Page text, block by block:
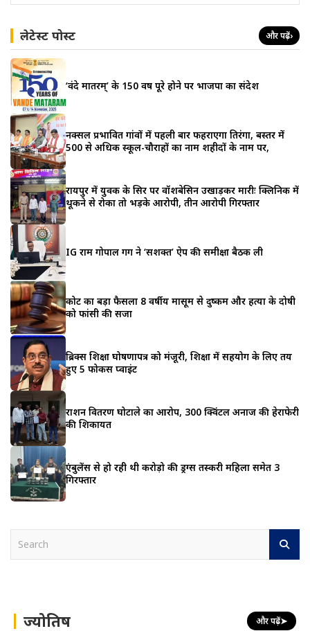
लेटेस्ट पोस्ट और पढ़ें›
‘वंदे मातरम्’ के 150 वर्ष पूरे होने पर भाजपा का संदेश
नक्सल प्रभावित गांवों में पहली बार फहराएगा तिरंगा, बस्तर में
500 से अधिक स्कूल-चौराहों का नाम शहीदों के नाम पर,
रायपुर में युवक के सिर पर वॉशबेसिन उखाड़कर मारीः क्लिनिक में
थूकने से रोका तो भड़के आरोपी, तीन आरोपी गिरफ्तार
IG राम गोपाल गर्ग ने ‘सशक्त’ ऐप की समीक्षा बैठक ली
कोर्ट का बड़ा फैसला 8 वर्षीय मासूम से दुष्कर्म और हत्या के दोषी
को फांसी की सजा
ब्रिक्स शिक्षा घोषणापत्र को मंजूरी, शिक्षा में सहयोग के लिए तय
हुए 5 फोकस प्वाइंट
राशन वितरण घोटाले का आरोप, 300 क्विंटल अनाज की हेराफेरी
की शिकायत
एंबुलेंस से हो रही थी करोड़ो की ड्रग्स तस्करी महिला समेत 3
गिरफ्तार
h ज्योतिष और पढ़ें➤